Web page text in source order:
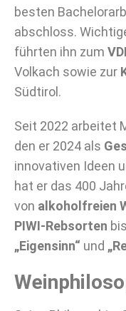
besten
abschloss.
führten ihn zum
Volkach sowie zur
Südtirol.
Seit 2022 arbeitet
den er 2024 als
innovativen Ideen
hat er das 400
von alkoholfreien
PIWI-Rebsorten
„Eigensinn“ und